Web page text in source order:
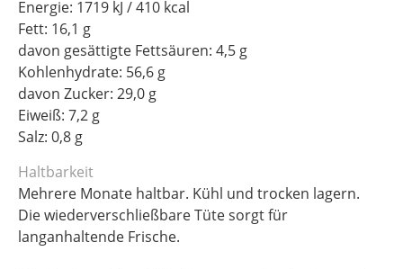
Energie: 1719 kJ / 410 kcal
Fett: 16,1 g
davon gesättigte Fettsäuren: 4,5 g
Kohlenhydrate: 56,6 g
davon Zucker: 29,0 g
Eiweiß: 7,2 g
Salz: 0,8 g
Haltbarkeit
Mehrere Monate haltbar. Kühl und trocken lagern.
Die wiederverschließbare Tüte sorgt für
langanhaltende Frische.